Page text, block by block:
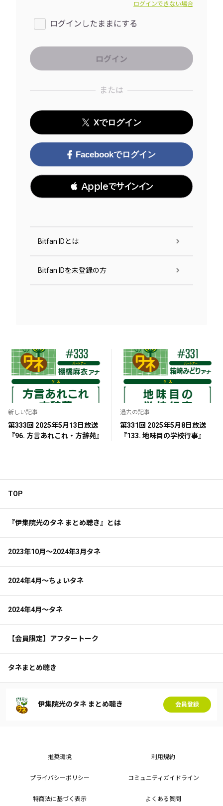
ログインできない場合
ログインしたままにする
または
Xでログイン
Facebookでログイン
 Appleでサインイン
Bitfan IDとは
Bitfan IDを未登録の方
新しい記事
第333回 2025年5月13日放送
『96. 方言あれこれ・方辞苑』
過去の記事
第331回 2025年5月8日放送
『133. 地味目の学校行事』
TOP
『伊集院光のタネ まとめ聴き』とは
2023年10月～2024年3月タネ
2024年4月～ちょいタネ
2024年4月～タネ
【会員限定】アフタートーク
タネまとめ聴き
伊集院光のタネ まとめ聴き 会員登録
推奨環境 利用規約
プライバシーポリシー コミュニティガイドライン
特商法に基づく表示 よくある質問